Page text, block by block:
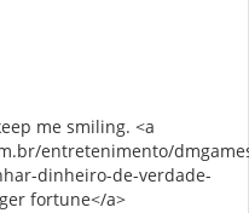
me smiling. <a
entretenimento/
dinheiro-de-verdade-
fortune</a>